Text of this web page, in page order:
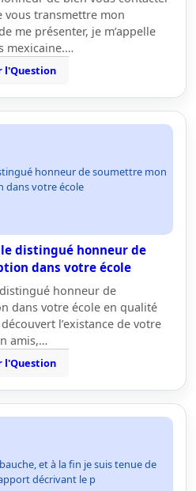
vous transmettre mon
me présenter, je m’appelle
mexicaine.…
l'Question
honneur de soumettre mon
dans votre école
distingué honneur de
dans votre école
distingué honneur de
dans votre école en qualité
l’existance de votre
amis,…
l'Question
et à la fin je suis tenue de
décrivant le p